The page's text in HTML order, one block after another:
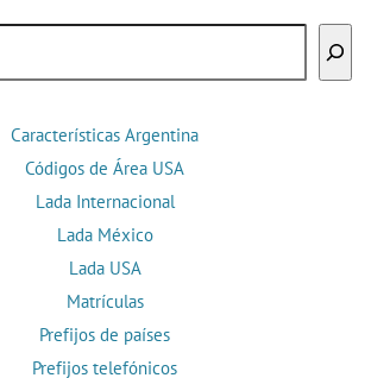
Características Argentina
Códigos de Área USA
Lada Internacional
Lada México
Lada USA
Matrículas
Prefijos de países
Prefijos telefónicos